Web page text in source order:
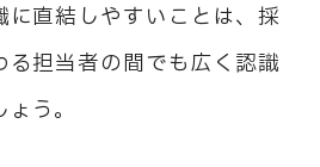
直結しやすいことは、採
担当者の間でも広く認識
う。